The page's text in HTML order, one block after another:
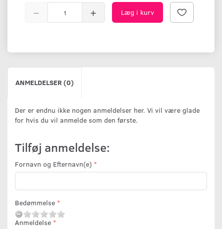
Læg i kurv
ANMELDELSER (0)
Der er endnu ikke nogen anmeldelser her. Vi vil være glade
for hvis du vil anmelde som den første.
Tilføj anmeldelse:
Fornavn og Efternavn(e)
Bedømmelse
Anmeldelse